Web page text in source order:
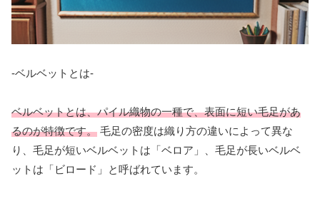
-ベルベットとは-
ベルベットとは、パイル織物の一種で、表面に短い毛足があ
るのが特徴です。 毛足の密度は織り方の違いによって異な
り、毛足が短いベルベットは「ベロア」、毛足が長いベルベ
ットは「ビロード」と呼ばれています。